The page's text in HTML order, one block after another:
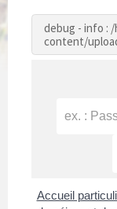
debug - info :
content/
Accueil